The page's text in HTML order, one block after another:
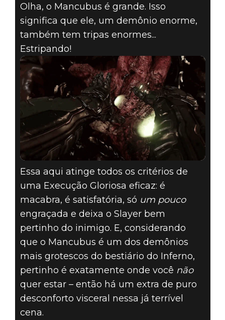
Olha, o Mancubus é grande. Isso
significa que ele, um demônio enorme,
também tem tripas enormes...
Estripando!
Essa aqui atinge todos os critérios de
uma Execução Gloriosa eficaz: é
macabra, é satisfatória, só um pouco
engraçada e deixa o Slayer bem
pertinho do inimigo. E, considerando
que o Mancubus é um dos demônios
mais grotescos do bestiário do Inferno,
pertinho é exatamente onde você não
quer estar – então há um extra de puro
desconforto visceral nessa já terrível
cena.